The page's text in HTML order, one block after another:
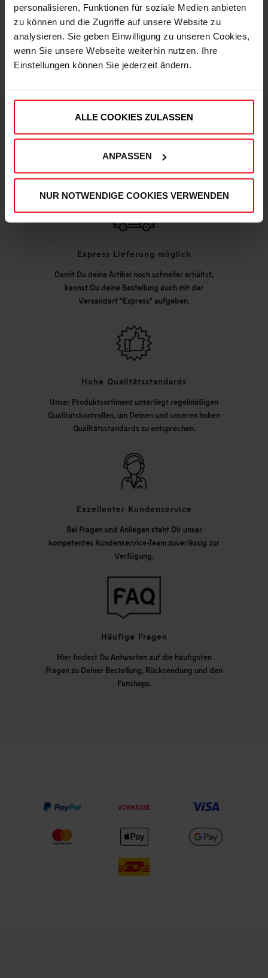
personalisieren, Funktionen für soziale Medien anbieten
zu können und die Zugriffe auf unsere Website zu
analysieren. Sie geben Einwilligung zu unseren Cookies,
wenn Sie unsere Webseite weiterhin nutzen. Ihre
Einstellungen können Sie jederzeit ändern.
ALLE COOKIES ZULASSEN
ANPASSEN
NUR NOTWENDIGE COOKIES VERWENDEN
IN DEN WARENKORB
DEINE VORTEILE IN UNSEREM SHOP
Express Lieferung möglich
Damit Du deine Artikel noch schneller erhältst,
kannst Du deine Bestellung auch mit der
Versandart "Express" aufgeben.
Hohe Qualitätsstandards
Unser Produktsortiment unterliegt regelmäßigen
Qualitätskontrollen, um Deinen und unseren hohen
Qualitätsstandards zu entsprechen.
Exzellenter Kundenservice
Bei Fragen und Anliegen steht Dir unser
kompetentes Kundenservice-Team zuverlässig zur
Verfügung.
Häufige Fragen
Hier findest Du Antworten auf die häufigsten
Fragen zu Deiner Bestellung, Rücksendung und den
Fanshops.
VORKASSE